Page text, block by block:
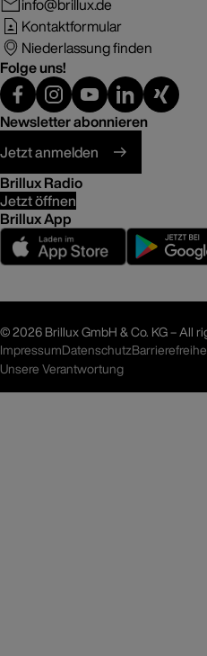
Kontaktformular
Niederlassung finden
Folge uns!
Newsletter abonnieren
Jetzt anmelden
Brillux Radio
Jetzt öffnen
Brillux App
©2026 Brillux GmbH & Co. KG – All
ImpressumDatenschutz
Unsere Verantwortung